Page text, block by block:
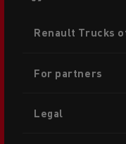
menu
Renault Trucks
For partners
Legal